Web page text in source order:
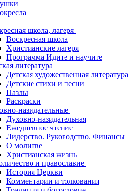
школа, лагеря
Воскресная школа
Христианские лагеря
Программа Идите и научите
литература
Детская художественная литература
Детские стихи и песни
Пазлы
Раскраски
назидательные
Духовно-назидательная
Ежедневное чтение
Лидерство. Руководство. Финансы
О молитве
Христианская жизнь
и православие
История Церкви
Комментарии и толкования